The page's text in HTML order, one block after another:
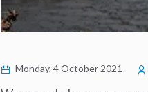
Monday, 4 October 2021